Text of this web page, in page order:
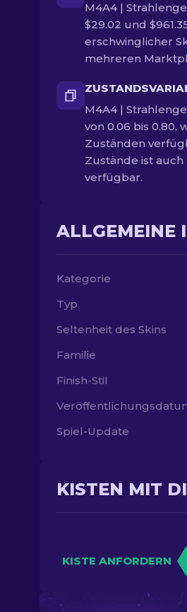
M4A4 |
$29.02 und
erschwinglicher
mehreren
M4A4 |
von 0.06 bis 0.80,
Zuständen
Zustände ist auch
verfügbar.
ALLGEMEINE
Kategorie
Typ
Seltenheit des Skins
Familie
Finish-Stil
Spiel-Update
KISTEN MIT
KISTE ANFORDERN